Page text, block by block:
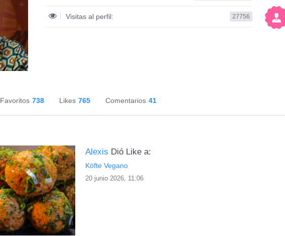
Visitas al perfil: 27756
Favoritos 738 Likes 765 Comentarios 41
Alexis Dió Like a:
Köfte Vegano
20 junio 2026, 11:06